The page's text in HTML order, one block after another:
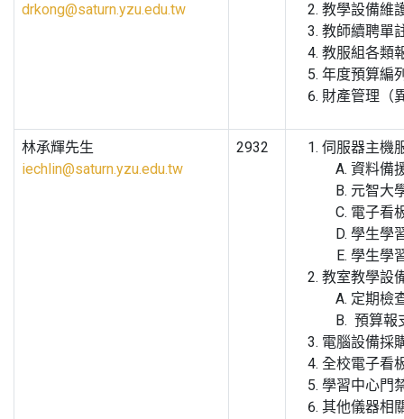
drkong@saturn.yzu.edu.tw
教學設備維
教師續聘單
教服組各類
年度預算編
財產管理（
林承輝先生
iechlin@saturn.yzu.edu.tw
2932
伺服器主機
資料備
元智大
電子看
學生學
學生學
教室教學設
定期檢
預算報
電腦設備採
全校電子看
學習中心門
其他儀器相